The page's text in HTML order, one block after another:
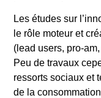
Les études sur
le rôle moteur et
(lead users, pro-
Peu de travaux
ressorts sociaux et
de la